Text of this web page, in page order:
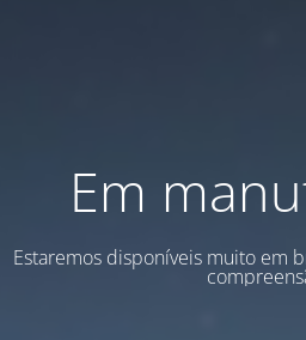
Em
Estaremos disponíveis muito em